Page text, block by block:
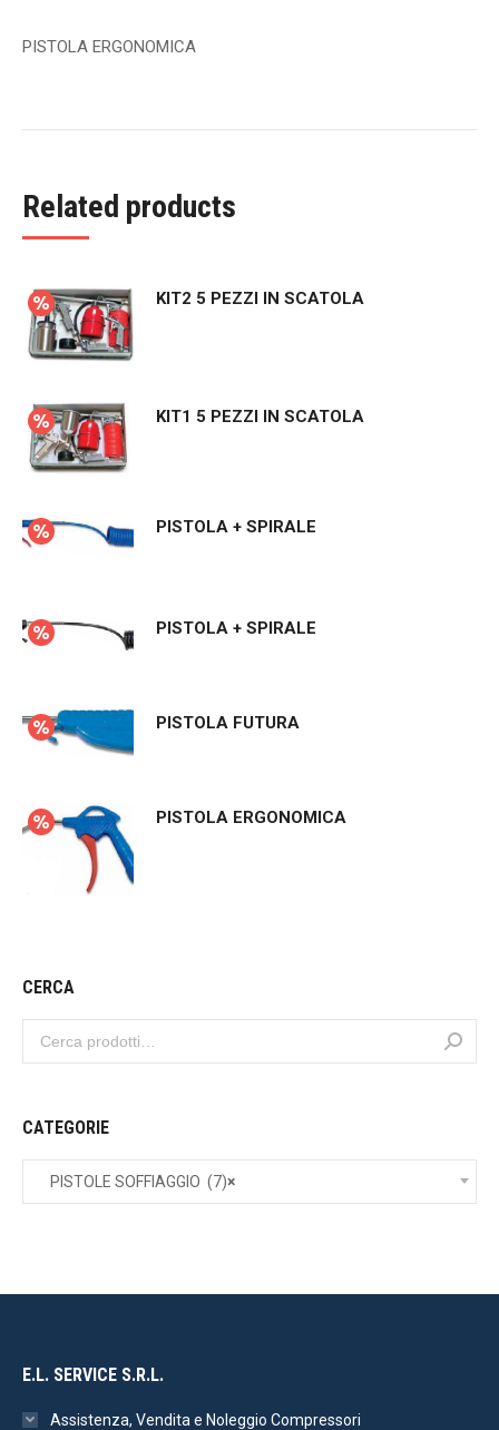
PISTOLA ERGONOMICA
Related products
KIT2 5 PEZZI IN SCATOLA
KIT1 5 PEZZI IN SCATOLA
PISTOLA + SPIRALE
PISTOLA + SPIRALE
PISTOLA FUTURA
PISTOLA ERGONOMICA
CERCA
CATEGORIE
×
PISTOLE SOFFIAGGIO (7)
E.L. SERVICE S.R.L.
Assistenza, Vendita e Noleggio Compressori